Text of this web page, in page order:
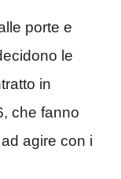
porte e
le
in
che fanno
agire con i